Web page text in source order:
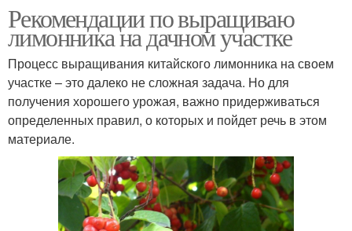
Рекомендации по выращиваю
лимонника на дачном участке
Процесс выращивания китайского лимонника на своем
участке – это далеко не сложная задача. Но для
получения хорошего урожая, важно придерживаться
определенных правил, о которых и пойдет речь в этом
материале.